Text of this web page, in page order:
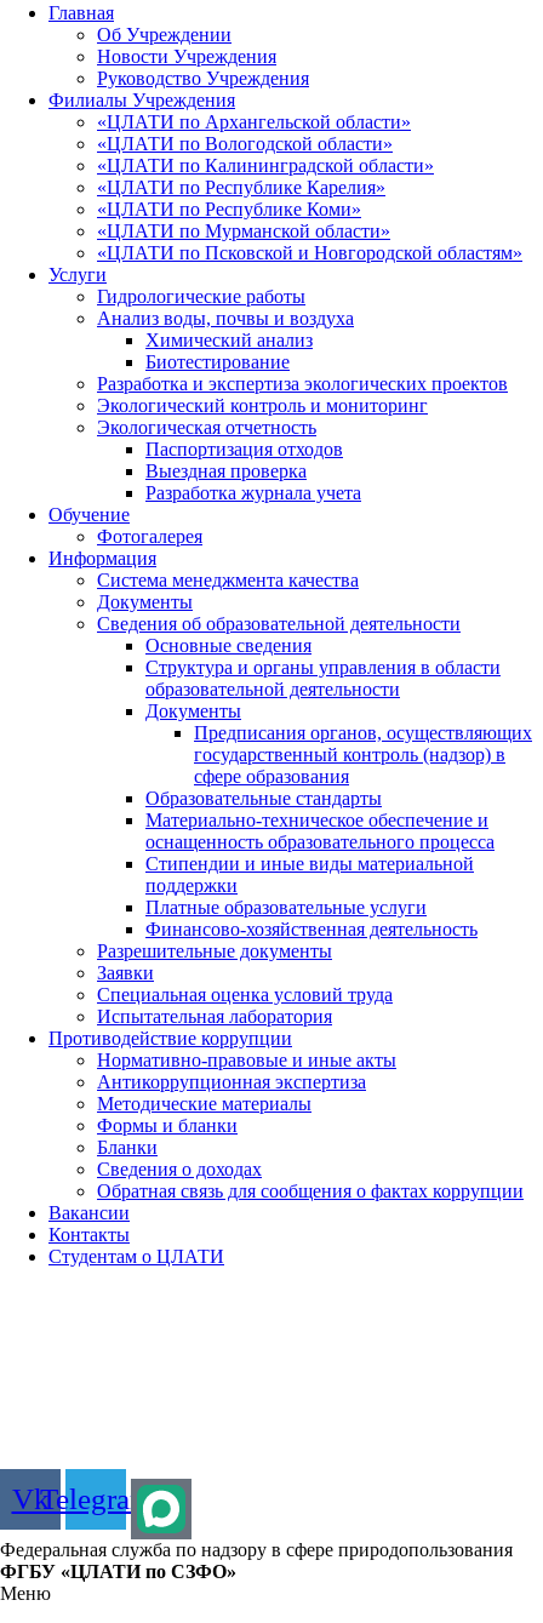
Главная
Об Учреждении
Новости Учреждения
Руководство Учреждения
Филиалы Учреждения
«ЦЛАТИ по Архангельской области»
«ЦЛАТИ по Вологодской области»
«ЦЛАТИ по Калининградской области»
«ЦЛАТИ по Республике Карелия»
«ЦЛАТИ по Республике Коми»
«ЦЛАТИ по Мурманской области»
«ЦЛАТИ по Псковской и Новгородской областям»
Услуги
Гидрологические работы
Анализ воды, почвы и воздуха
Химический анализ
Биотестирование
Разработка и экспертиза экологических проектов
Экологический контроль и мониторинг
Экологическая отчетность
Паспортизация отходов
Выездная проверка
Разработка журнала учета
Обучение
Фотогалерея
Информация
Система менеджмента качества
Документы
Сведения об образовательной деятельности
Основные сведения
Структура и органы управления в области
образовательной деятельности
Документы
Предписания органов, осуществляющих
государственный контроль (надзор) в
сфере образования
Образовательные стандарты
Материально-техническое обеспечение и
оснащенность образовательного процесса
Стипендии и иные виды материальной
поддержки
Платные образовательные услуги
Финансово-хозяйственная деятельность
Разрешительные документы
Заявки
Специальная оценка условий труда
Испытательная лаборатория
Противодействие коррупции
Нормативно-правовые и иные акты
Антикоррупционная экспертиза
Методические материалы
Формы и бланки
Бланки
Сведения о доходах
Обратная связь для сообщения о фактах коррупции
Вакансии
Контакты
Студентам о ЦЛАТИ
VkTelegram
Федеральная служба по надзору в сфере природопользования
ФГБУ «ЦЛАТИ по СЗФО»
Меню